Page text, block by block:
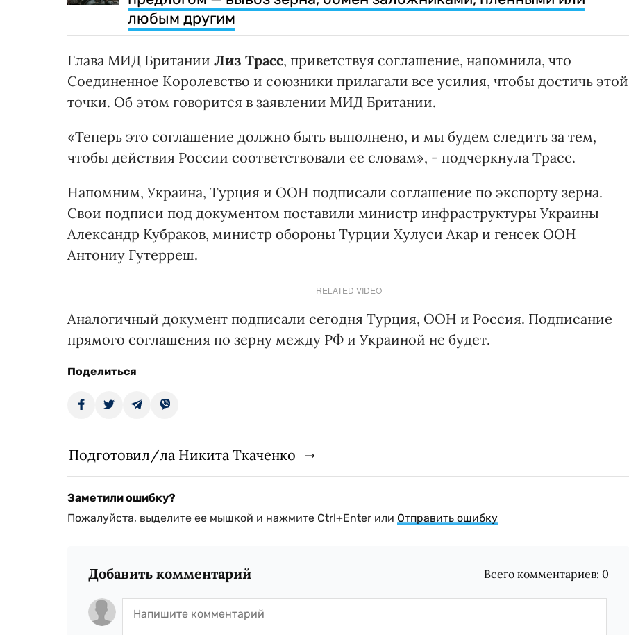
любым другим
Глава МИД Британии Лиз Трасс, приветствуя соглашение, напомнила, что
Соединенное Королевство и союзники прилагали все усилия, чтобы достичь этой
точки. Об этом говорится в заявлении МИД Британии.
«Теперь это соглашение должно быть выполнено, и мы будем следить за тем,
чтобы действия России соответствовали ее словам», - подчеркнула Трасс.
Напомним, Украина, Турция и ООН подписали соглашение по экспорту зерна.
Свои подписи под документом поставили министр инфраструктуры Украины
Александр Кубраков, министр обороны Турции Хулуси Акар и генсек ООН
Антониу Гутерреш.
RELATED VIDEO
Аналогичный документ подписали сегодня Турция, ООН и Россия. Подписание
прямого соглашения по зерну между РФ и Украиной не будет.
Поделиться
Подготовил/ла Никита Ткаченко
Заметили ошибку?
Пожалуйста, выделите ее мышкой и нажмите Ctrl+Enter или Отправить ошибку
Добавить комментарий Всего комментариев: 0